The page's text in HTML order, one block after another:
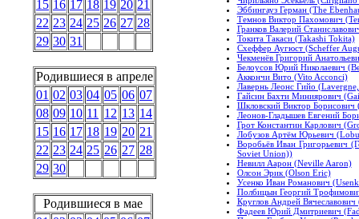
15 16 17 18 19 20 21
22 23 24 25 26 27 28
29 30 31
Родившиеся в апреле
01 02 03 04 05 06 07
08 09 10 11 12 13 14
15 16 17 18 19 20 21
22 23 24 25 26 27 28
29 30
Родившиеся в мае
Эббингауз Герман (The
Темнов Виктор Пахомович
Гранков Валерий
Токита Такаси (Takashi Tokita)
Схеффер Аугюст (Scheffer
Чекменёв Григорий
Белоусов Юрий Николаевич
Аккончи Вито (Vito Acconci)
Лавернь Леонс Гийо
Гайсин Бахти Миниярович
Шкловский Виктор
Леонов-Гладышев Евгений
Грот Константин Карлович
Лобузов Артём Юрьевич
Воробьёв Иван Григорьевич
Soviet Union))
Невилл Аарон (Neville Aaron)
Олсон Эрик (Olson Eric)
Усенко Иван Романович
Полбицын Георгий
Круглов Андрей
Фадеев Юрий Дмитриевич